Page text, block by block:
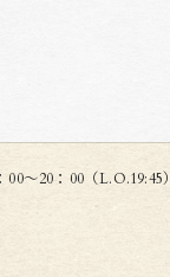
～20：00（L.O.19:45）